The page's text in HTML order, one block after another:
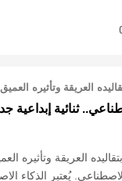
العريقة وتأثيره
ثنائية إبداعية
العريقة وتأثيره
يُعتبر الذكاء